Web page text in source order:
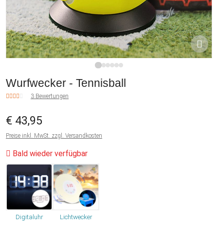
Wurfwecker - Tennisball
3 Bewertungen
€ 43,95
Preise inkl. MwSt. zzgl. Versandkosten
Bald wieder verfügbar
Digitaluhr Lichtwecker